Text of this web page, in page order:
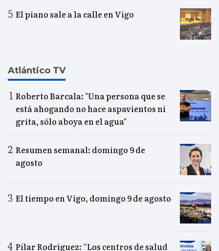
El piano sale a la calle en Vigo
Atlántico TV
Roberto Barcala: "Una persona que se
está ahogando no hace aspavientos ni
grita, sólo aboya en el agua"
Resumen semanal: domingo 9 de
agosto
El tiempo en Vigo, domingo 9 de agosto
Pilar Rodríguez: “Los centros de salud